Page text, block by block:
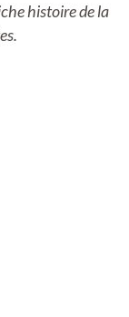
histoire de la